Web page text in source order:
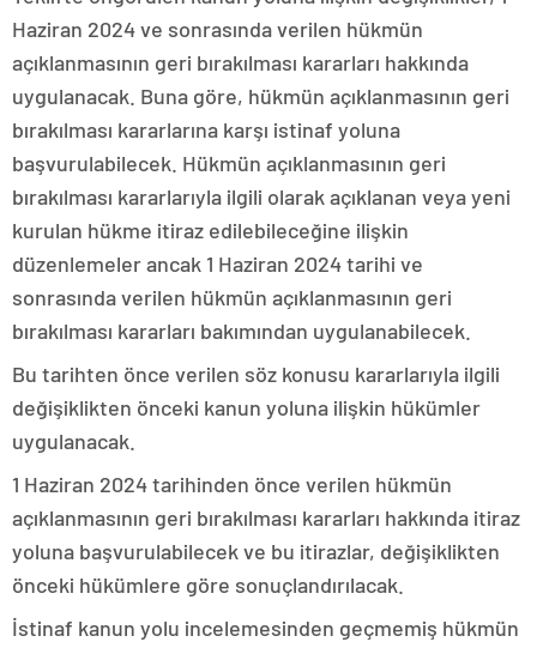
Haziran 2024 ve sonrasında verilen hükmün
açıklanmasının geri bırakılması kararları hakkında
uygulanacak. Buna göre, hükmün açıklanmasının geri
bırakılması kararlarına karşı istinaf yoluna
başvurulabilecek. Hükmün açıklanmasının geri
bırakılması kararlarıyla ilgili olarak açıklanan veya yeni
kurulan hükme itiraz edilebileceğine ilişkin
düzenlemeler ancak 1 Haziran 2024 tarihi ve
sonrasında verilen hükmün açıklanmasının geri
bırakılması kararları bakımından uygulanabilecek.
Bu tarihten önce verilen söz konusu kararlarıyla ilgili
değişiklikten önceki kanun yoluna ilişkin hükümler
uygulanacak.
1 Haziran 2024 tarihinden önce verilen hükmün
açıklanmasının geri bırakılması kararları hakkında itiraz
yoluna başvurulabilecek ve bu itirazlar, değişiklikten
önceki hükümlere göre sonuçlandırılacak.
İstinaf kanun yolu incelemesinden geçmemiş hükmün